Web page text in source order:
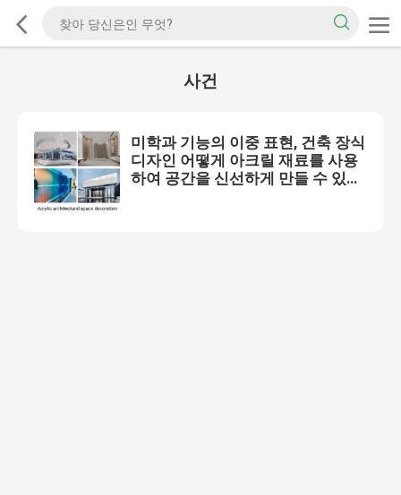
사건
미학과 기능의 이중 표현, 건축 장식
디자인 어떻게 아크릴 재료를 사용
하여 공간을 신선하게 만들 수 있습